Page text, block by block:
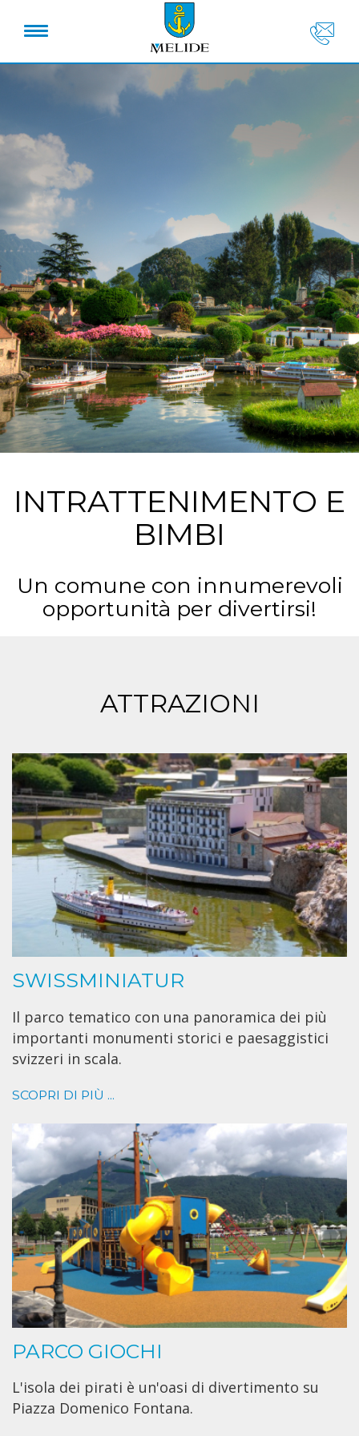
INTRATTENIMENTO E
BIMBI
Un comune con innumerevoli
opportunità per divertirsi!
ATTRAZIONI
SWISSMINIATUR
Il parco tematico con una panoramica dei più
importanti monumenti storici e paesaggistici
svizzeri in scala.
SCOPRI DI PIÙ ...
PARCO GIOCHI
L'isola dei pirati è un'oasi di divertimento su
Piazza Domenico Fontana.